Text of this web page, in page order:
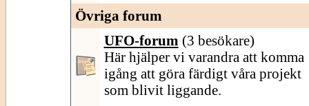
Övriga forum
UFO-forum (3 besökare)
Här hjälper vi varandra att komma
igång att göra färdigt våra projekt
som blivit liggande.